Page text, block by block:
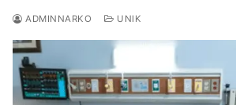
ADMINNARKO UNIK